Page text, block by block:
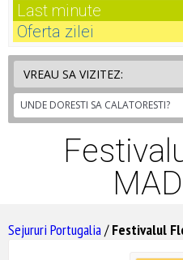
Last minute
Oferta zilei
Sejururi Portugalia/Festivalul